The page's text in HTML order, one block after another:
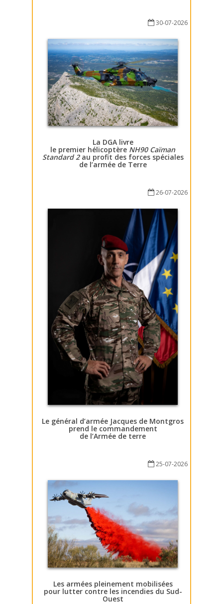
30-07-2026
La DGA livre
le premier hélicoptère NH90 Caïman
Standard 2au profit des forces spéciales
de l’armée de Terre
26-07-2026
Le général d’armée Jacques de Montgros
prend le commandement
de l’Armée de terre
25-07-2026
Les armées pleinement mobilisées
pour lutter contre les incendies du Sud-
Ouest